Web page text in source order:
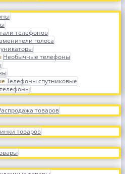
телефонов
голоса
Необычные телефоны
Телефоны спутниковые
товаров
товаров